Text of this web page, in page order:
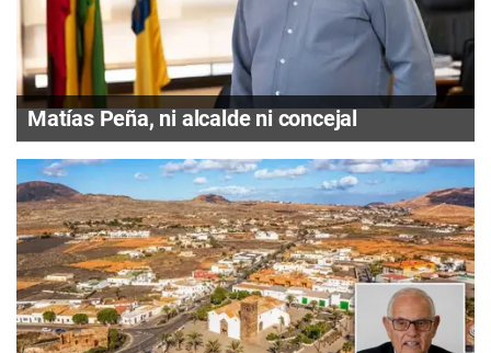
Matías Peña, ni alcalde ni concejal